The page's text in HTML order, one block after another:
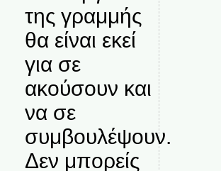
της γραμμής
θα είναι εκεί
για σε
ακούσουν και
να σε
συμβουλέψουν.
Δεν μπορείς